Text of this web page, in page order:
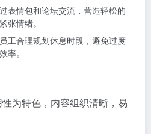
过表情包和论坛交流，营造轻松的
张情绪。
工合理规划休息时段，避免过度
率。
为特色，内容组织清晰，易